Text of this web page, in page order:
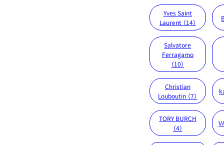
Yves Saint
Laurent （14）
Salvatore
Ferragamo
（10）
Christian
Louboutin （7）
TORY BURCH
（4）